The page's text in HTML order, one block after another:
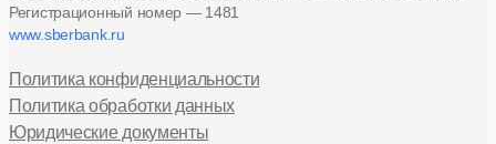
Регистрационный номер — 1481
www.sberbank.ru
Политика конфиденциальности
Политика обработки данных
Юридические документы